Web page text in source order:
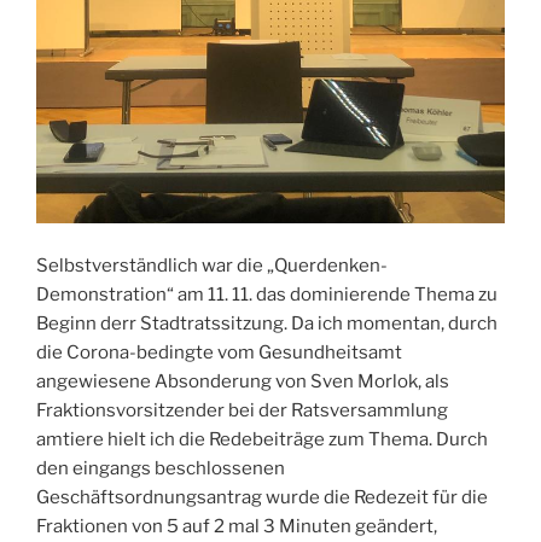
Selbstverständlich war die „Querdenken-
Demonstration“ am 11. 11. das dominierende Thema zu
Beginn derr Stadtratssitzung. Da ich momentan, durch
die Corona-bedingte vom Gesundheitsamt
angewiesene Absonderung von Sven Morlok, als
Fraktionsvorsitzender bei der Ratsversammlung
amtiere hielt ich die Redebeiträge zum Thema. Durch
den eingangs beschlossenen
Geschäftsordnungsantrag wurde die Redezeit für die
Fraktionen von 5 auf 2 mal 3 Minuten geändert,